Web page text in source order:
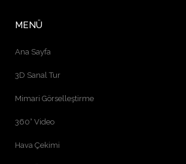
MENÜ
Ana Sayfa
3D Sanal Tur
Mimari Görselleştirme
360° Video
Hava Çekimi